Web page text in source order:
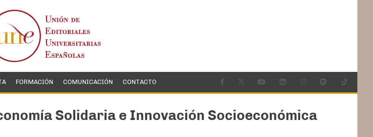
FORMACIÓN COMUNICACIÓN CONTACTO
Solidaria e Innovación Socioeconómica